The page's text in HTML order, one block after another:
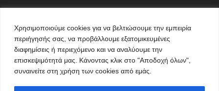
Χρησιμοποιούμε cookies για να βελτιώσουμε την εμπειρία
περιήγησής σας, να προβάλλουμε εξατομικευμένες
διαφημίσεις ή περιεχόμενο και να αναλύουμε την
επισκεψιμότητά μας. Κάνοντας κλικ στο "Αποδοχή όλων",
συναινείτε στη χρήση των cookies από εμάς.
Copyright © 2015 kozaniLife.gr
All Rights reserved
Internet Services & Advertisement
by kozaniLife.gr